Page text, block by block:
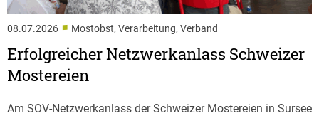
08.07.2026 ■ Mostobst, Verarbeitung, Verband
Erfolgreicher Netzwerkanlass Schweizer
Mostereien
Am SOV-Netzwerkanlass der Schweizer Mostereien in Sursee